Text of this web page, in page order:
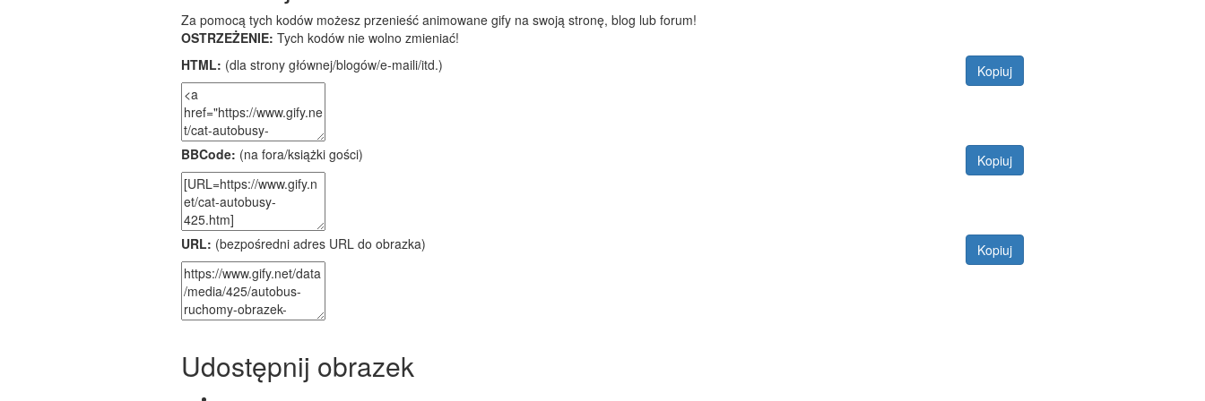
Za pomocą tych kodów możesz przenieść animowane gify na swoją stronę, blog lub forum!
OSTRZEŻENIE: Tych kodów nie wolno zmieniać!
HTML: (dla strony głównej/blogów/e-maili/itd.) Kopiuj
BBCode: (na fora/książki gości) Kopiuj
URL: (bezpośredni adres URL do obrazka) Kopiuj
Udostępnij obrazek